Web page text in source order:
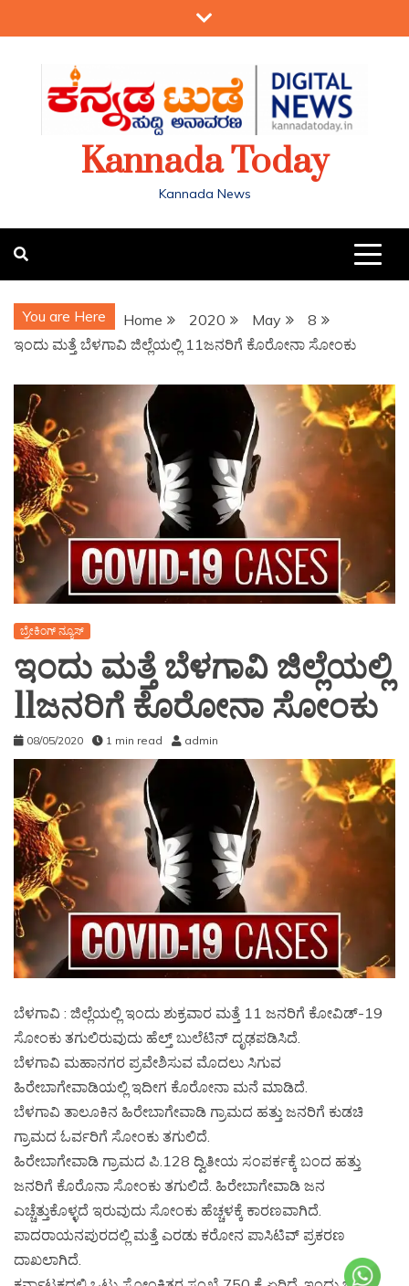
Kannada Today
Kannada News
You are Here Home 2020 May
8
ಇಂದು ಮತ್ತೆ ಬೆಳಗಾವಿ ಜಿಲ್ಲೆಯಲ್ಲಿ 11ಜನರಿಗೆ ಕೊರೋನಾ ಸೋಂಕು
ಬ್ರೇಕಿಂಗ್ ನ್ಯೂಸ್
ಇಂದು ಮತ್ತೆ ಬೆಳಗಾವಿ ಜಿಲ್ಲೆಯಲ್ಲಿ
11ಜನರಿಗೆ ಕೊರೋನಾ ಸೋಂಕು
08/05/2020 1 min read admin
ಬೆಳಗಾವಿ : ಜಿಲ್ಲೆಯಲ್ಲಿ ಇಂದು ಶುಕ್ರವಾರ ಮತ್ತೆ 11 ಜನರಿಗೆ ಕೋವಿಡ್-19
ಸೋಂಕು ತಗುಲಿರುವುದು ಹೆಲ್ತ್ ಬುಲೆಟಿನ್ ದೃಢಪಡಿಸಿದೆ.
ಬೆಳಗಾವಿ ಮಹಾನಗರ ಪ್ರವೇಶಿಸುವ ಮೊದಲು ಸಿಗುವ
ಹಿರೇಬಾಗೇವಾಡಿಯಲ್ಲಿ ಇದೀಗ ಕೊರೋನಾ ಮನೆ ಮಾಡಿದೆ.
ಬೆಳಗಾವಿ ತಾಲೂಕಿನ ಹಿರೇಬಾಗೇವಾಡಿ ಗ್ರಾಮದ ಹತ್ತು ಜನರಿಗೆ ಕುಡಚಿ
ಗ್ರಾಮದ ಓರ್ವರಿಗೆ ಸೋಂಕು ತಗುಲಿದೆ.
ಹಿರೇಬಾಗೇವಾಡಿ ಗ್ರಾಮದ ‌ಪಿ.128 ದ್ವಿತೀಯ ಸಂಪರ್ಕಕ್ಕೆ ಬಂದ ಹತ್ತು‌
ಜನರಿಗೆ ಕೊರೊನಾ ಸೋಂಕು ತಗುಲಿದೆ. ಹಿರೇಬಾಗೇವಾಡಿ ಜನ
ಎಚ್ಚೆತ್ತುಕೊಳ್ಳದೆ ಇರುವುದು ಸೋಂಕು ಹೆಚ್ಚಳಕ್ಕೆ ಕಾರಣವಾಗಿದೆ.
ಪಾದರಾಯನಪುರದಲ್ಲಿ ಮತ್ತೆ ಎರಡು ಕರೋನ ಪಾಸಿಟಿವ್ ಪ್ರಕರಣ
ದಾಖಲಾಗಿದೆ.